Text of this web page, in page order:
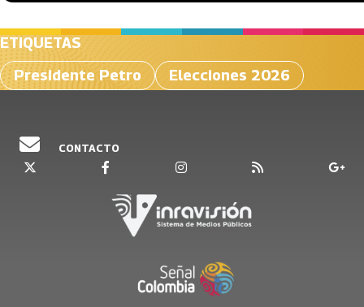
ETIQUETAS
Presidente Petro
Elecciones 2026
CONTACTO